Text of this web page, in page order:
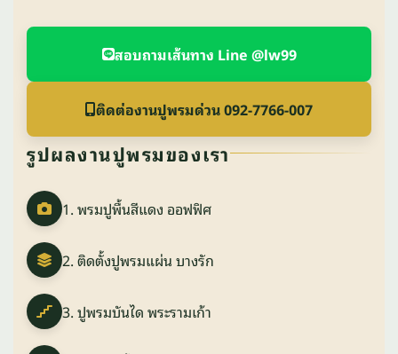
สอบถามเส้นทาง Line @lw99
ติดต่องานปูพรมด่วน 092-7766-007
รูปผลงานปูพรมของเรา
1. พรมปูพื้นสีแดง ออฟฟิศ
2. ติดตั้งปูพรมแผ่น บางรัก
3. ปูพรมบันได พระรามเก้า